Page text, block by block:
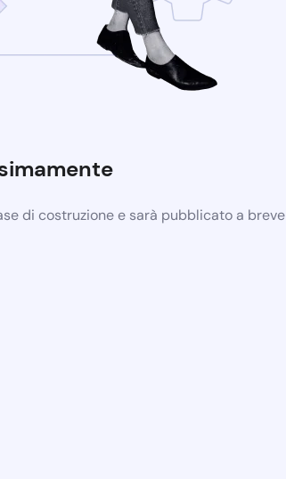
di costruzione e sarà pubblicato a breve